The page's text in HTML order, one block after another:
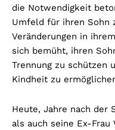
die Notwendigkeit
Umfeld für ihren Sohn
Veränderungen in
sich bemüht, ihren
Trennung zu schützen
Kindheit zu
Heute, Jahre nach der
als auch seine Ex-